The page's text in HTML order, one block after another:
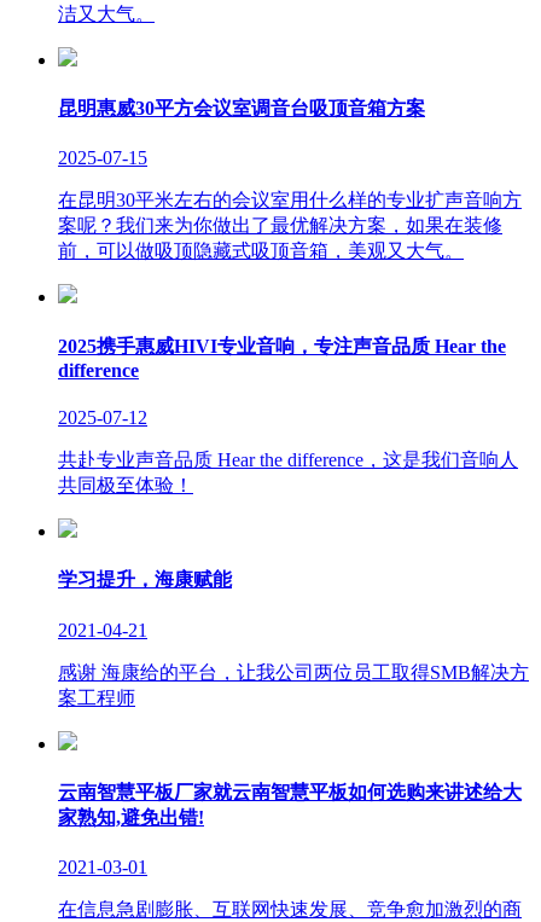
洁又大气。
昆明惠威30平方会议室调音台吸顶音箱方案
2025-07-15
在昆明30平米左右的会议室用什么样的专业扩声音响方
案呢？我们来为你做出了最优解决方案，如果在装修
前，可以做吸顶隐藏式吸顶音箱，美观又大气。
2025携手惠威HIVI专业音响，专注声音品质 Hear the
difference
2025-07-12
共赴专业声音品质 Hear the difference，这是我们音响人
共同极至体验！
学习提升，海康赋能
2021-04-21
感谢 海康给的平台，让我公司两位员工取得SMB解决方
案工程师
云南智慧平板厂家就云南智慧平板如何选购来讲述给大
家熟知,避免出错!
2021-03-01
在信息急剧膨胀、互联网快速发展、竞争愈加激烈的商